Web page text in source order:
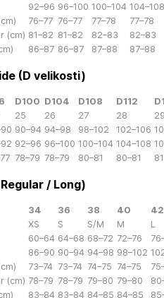
92–96 96–100 100–104 104–108
76–77 76–77 77–78
77–78
(cm) 81–82 81–82 82–83
82–83
86–87 86–87 87–88 87–88
(D velikosti)
D100 D104 D108 D112
25 26 27 28
90–94 94–98 98–102 102–106
92–96 96–100 100–104 104–108
78–79 78–79 80–81 80–81
/ Long)
34 36 38 40
42
XS S S/M M
L
60–64 64–68 68–72 72–76
86–90 90–94 94–98 98–102
73–74 73–74 74–75 74–75
(cm) 78–79 78–79 79–80 79–80
83–84 83–84 84–85 84–85